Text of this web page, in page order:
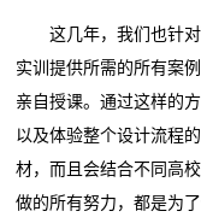
这几年，我们也针对
实训提供所需的所有案
亲自授课。通过这样的
以及体验整个设计流程
材，而且会结合不同高
做的所有努力，都是为